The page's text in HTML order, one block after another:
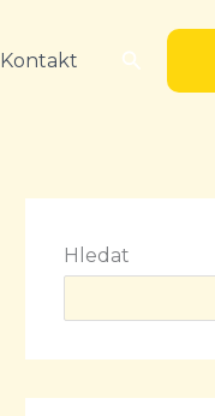
Kontakt Hledat
Hledat